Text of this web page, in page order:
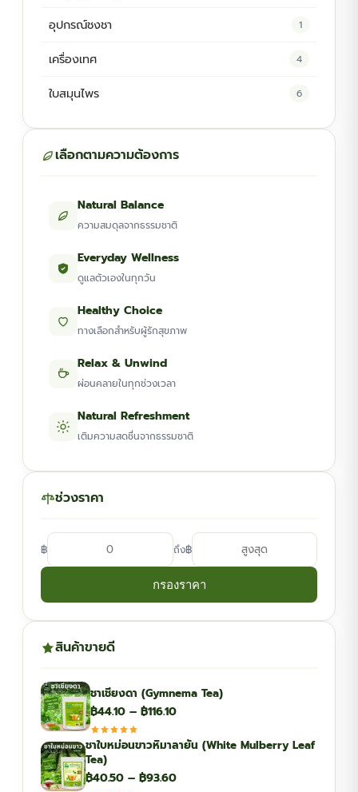
อุปกรณ์ชงชา 1
เครื่องเทศ 4
ใบสมุนไพร 6
เลือกตามความต้องการ
Natural Balance
ความสมดุลจากธรรมชาติ
Everyday Wellness
ดูแลตัวเองในทุกวัน
Healthy Choice
ทางเลือกสำหรับผู้รักสุขภาพ
Relax & Unwind
ผ่อนคลายในทุกช่วงเวลา
Natural Refreshment
เติมความสดชื่นจากธรรมชาติ
ช่วงราคา
฿ ถึง฿
กรองราคา
สินค้าขายดี
ชาเชียงดา (Gymnema Tea)
฿44.10 – ฿116.10Price
฿44.10
฿116.10
ชาใบหม่อนขาวหิมาลายัน (White Mulberry Leaf
Tea)
฿40.50 – ฿93.60Price